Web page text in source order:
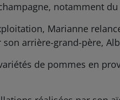
notamment
Marianne
arrière-grand-père,
de pommes en